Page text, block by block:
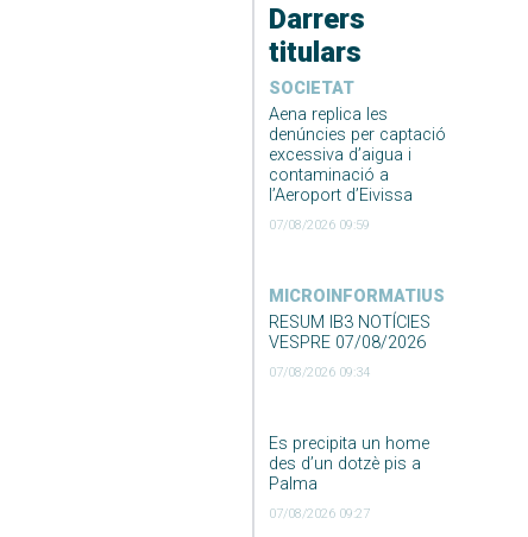
Darrers
titulars
SOCIETAT
Aena replica les
denúncies per captació
excessiva d’aigua i
contaminació a
l’Aeroport d’Eivissa
07/08/2026 09:59
MICROINFORMATIUS
RESUM IB3 NOTÍCIES
VESPRE 07/08/2026
07/08/2026 09:34
Es precipita un home
des d’un dotzè pis a
Palma
07/08/2026 09:27